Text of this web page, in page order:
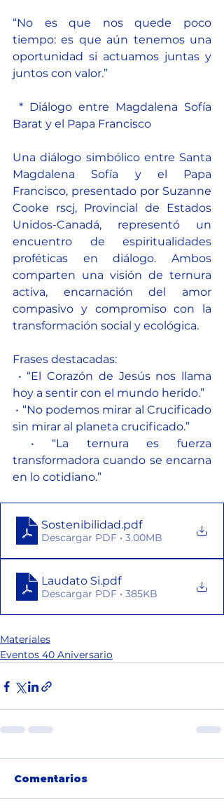
“No es que nos quede poco
tiempo: es que aún tenemos una
oportunidad si actuamos juntas y
juntos con valor.”
Barat y el Papa Francisco
Una diálogo simbólico entre Santa
Magdalena Sofía y el Papa
Francisco, presentado por Suzanne
Cooke rscj, Provincial de Estados
Unidos-Canadá, representó un
encuentro de espiritualidades
proféticas en diálogo. Ambos
comparten una visión de ternura
activa, encarnación del amor
compasivo y compromiso con la
transformación social y ecológica.
Frases destacadas:
hoy a sentir con el mundo herido.”
sin mirar al planeta crucificado.”
transformadora cuando se encarna
en lo cotidiano.”
Sostenibilidad.pdf
Descargar PDF • 3.00MB
Laudato Si.pdf
Descargar PDF • 385KB
Materiales
Eventos 40 Aniversario
Comentarios